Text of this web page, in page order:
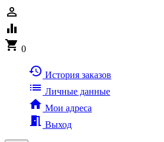
person_outline
equalizer
shopping_cart 0
history История заказов
list Личные данные
home Мои адреса
meeting_room Выход